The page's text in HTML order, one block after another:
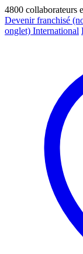
4800 collaborateurs
Devenir franchisé
onglet) International